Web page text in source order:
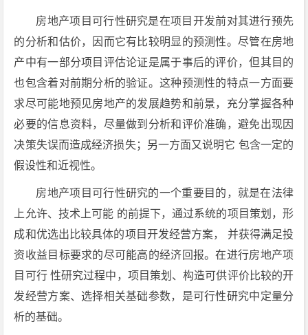
房地产项目可行性研究是在项目开发前对其进行预先
的分析和估价，因而它有比较明显的预测性。尽管在房地
产中有一部分项目评估论证是属于事后的评价，但其目的
也包含着对前期分析的验证。这种预测性的特点一方面要
求尽可能地预见房地产的发展趋势和前景，充分掌握各种
必要的信息资料，尽量做到分析和评价准确，避免出现因
决策失误而造成经济损失；另一方面又说明它 包含一定的
假设性和近视性。
房地产项目可行性研究的一个重要目的，就是在法律
上允许、技术上可能 的前提下，通过系统的项目策划，形
成和优选出比较具体的项目开发经营方案， 并获得满足投
资收益目标要求的尽可能高的经济回报。在进行房地产项
目可行 性研究过程中，项目策划、构造可供评价比较的开
发经营方案、选择相关基础参数，是可行性研究中定量分
析的基础。